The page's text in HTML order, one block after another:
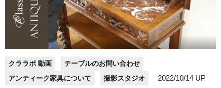
クララボ 動画
テーブルのお問い合わせ
アンティーク家具について
撮影スタジオ 2022/10/14 UP